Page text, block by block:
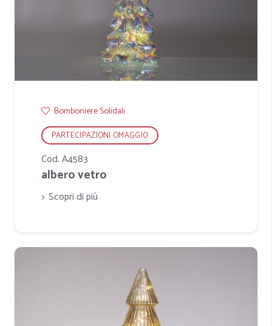
Bomboniere Solidali
PARTECIPAZIONI OMAGGIO
Cod. A4583
albero vetro
Scopri di più